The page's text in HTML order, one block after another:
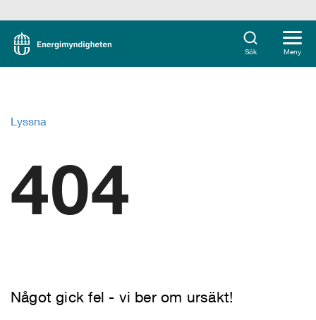
Sök Meny
Lyssna
404
Något gick fel - vi ber om ursäkt!